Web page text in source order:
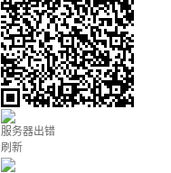
服务器出错
刷新